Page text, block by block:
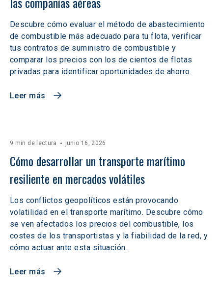
Descubre cómo evaluar el método de abastecimiento
de combustible más adecuado para tu flota, verificar
tus contratos de suministro de combustible y
comparar los precios con los de cientos de flotas
privadas para identificar oportunidades de ahorro.
Leer más
9 min de lectura junio 16, 2026
Cómo desarrollar un transporte marítimo
resiliente en mercados volátiles
Los conflictos geopolíticos están provocando
volatilidad en el transporte marítimo. Descubre cómo
se ven afectados los precios del combustible, los
costes de los transportistas y la fiabilidad de la red, y
cómo actuar ante esta situación.
Leer más